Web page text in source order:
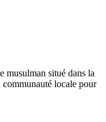
musulman situé dans la
locale pour